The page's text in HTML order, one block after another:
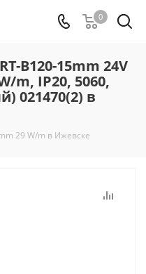
0
B120-15mm 24V
m, IP20, 5060,
021470(2) в
29 W/m в Ижевске